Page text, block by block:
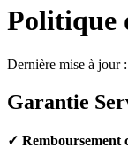
Politique
Dernière mise à jour :
Garantie
✓ Remboursement